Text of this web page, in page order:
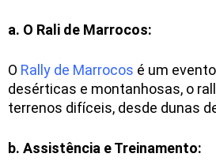
a. O Rali de Marrocos:
O Rally de Marrocos é um
desérticas e montanhosas, o
terrenos difíceis, desde dunas
b. Assistência e Treinamento: